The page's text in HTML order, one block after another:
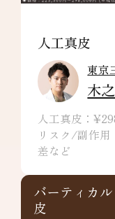
人工真皮
東京
木
人工真皮：
リスク/副作用
差など
バーティカ
皮